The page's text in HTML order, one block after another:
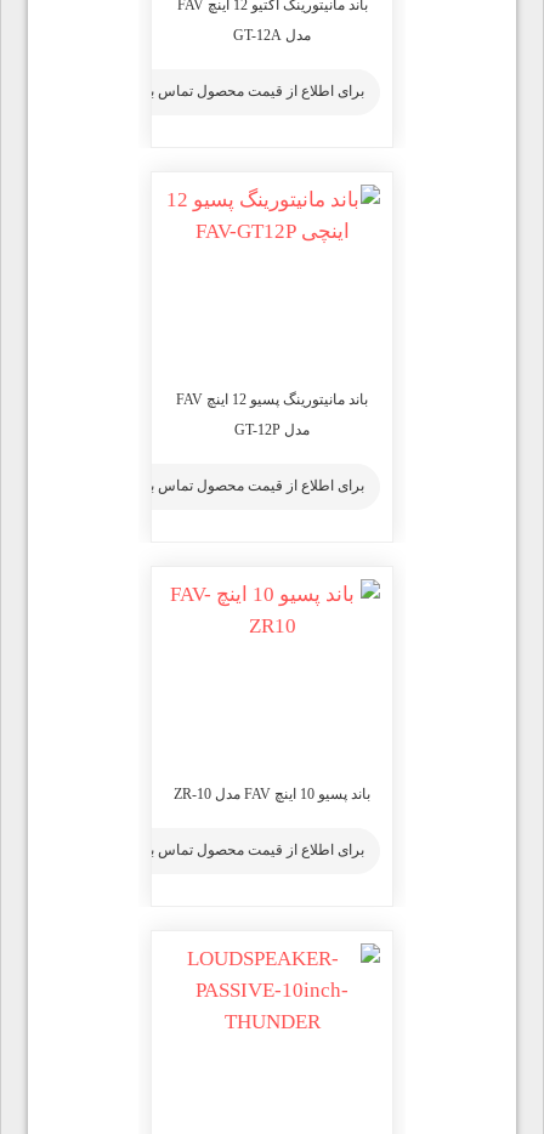
باند مانیتورینگ اکتیو 12 اینچ FAV
مدل GT-12A
برای اطلاع از قیمت محصول تماس بگیرید
باند مانیتورینگ پسیو 12 اینچ FAV
مدل GT-12P
برای اطلاع از قیمت محصول تماس بگیرید
باند پسیو 10 اینچ FAV مدل ZR-10
برای اطلاع از قیمت محصول تماس بگیرید